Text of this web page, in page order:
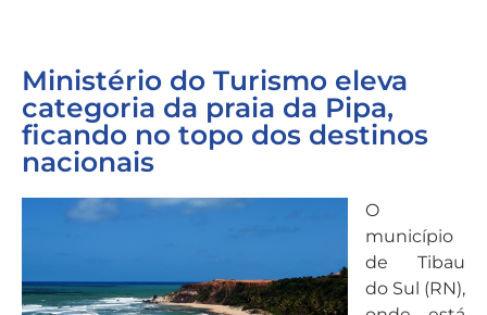
Ministério do Turismo eleva
categoria da praia da Pipa,
ficando no topo dos destinos
nacionais
O
município
de Tibau
do Sul (RN),